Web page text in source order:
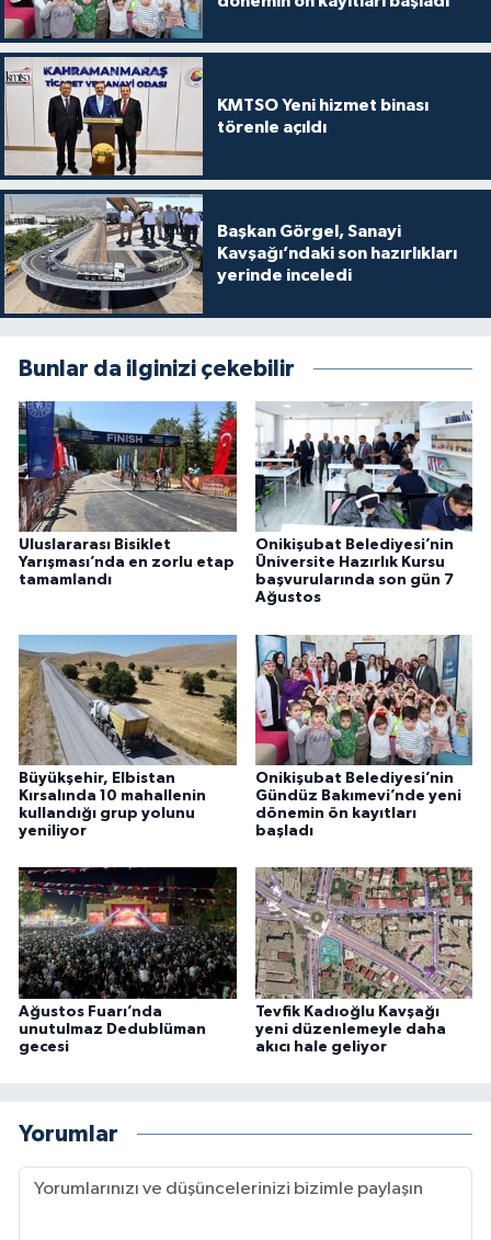
KMTSO Yeni hizmet binası
törenle açıldı
Başkan Görgel, Sanayi
Kavşağı’ndaki son hazırlıkları
yerinde inceledi
Bunlar da ilginizi çekebilir
Uluslararası Bisiklet
Yarışması’nda en zorlu etap
tamamlandı
Onikişubat Belediyesi’nin
Üniversite Hazırlık Kursu
başvurularında son gün 7
Ağustos
Büyükşehir, Elbistan
Kırsalında 10 mahallenin
kullandığı grup yolunu
yeniliyor
Onikişubat Belediyesi’nin
Gündüz Bakımevi’nde yeni
dönemin ön kayıtları
başladı
Ağustos Fuarı’nda
unutulmaz Dedublüman
gecesi
Tevfik Kadıoğlu Kavşağı
yeni düzenlemeyle daha
akıcı hale geliyor
Yorumlar